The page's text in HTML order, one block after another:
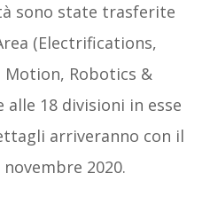
sono state trasferite
(Electrifications,
Robotics &
18 divisioni in esse
arriveranno con il
2020.